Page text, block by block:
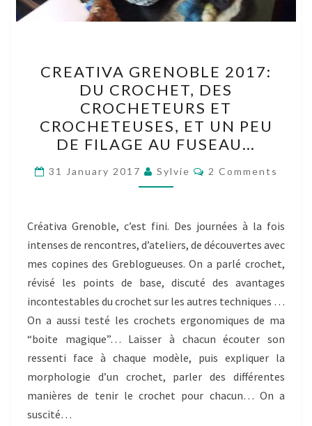
GRENOBLE
2017:
DU
CROCHET,
DES
CROCHETEURS
ET
ET
UN
PEU
DE
FILAGE
AU
FUSEAU…
CREATIVA GRENOBLE 2017:
DU CROCHET, DES
CROCHETEURS ET
CROCHETEUSES, ET UN PEU
DE FILAGE AU FUSEAU…
31 January 2017 Sylvie Comments
2 Comments
Créativa Grenoble, c’est fini. Des journées à la fois
intenses de rencontres, d’ateliers, de découvertes avec
mes copines des Greblogueuses. On a parlé crochet,
révisé les points de base, discuté des avantages
incontestables du crochet sur les autres techniques …
On a aussi testé les crochets ergonomiques de ma
“boite magique”… Laisser à chacun écouter son
ressenti face à chaque modèle, puis expliquer la
morphologie d’un crochet, parler des différentes
manières de tenir le crochet pour chacun… On a
suscité…